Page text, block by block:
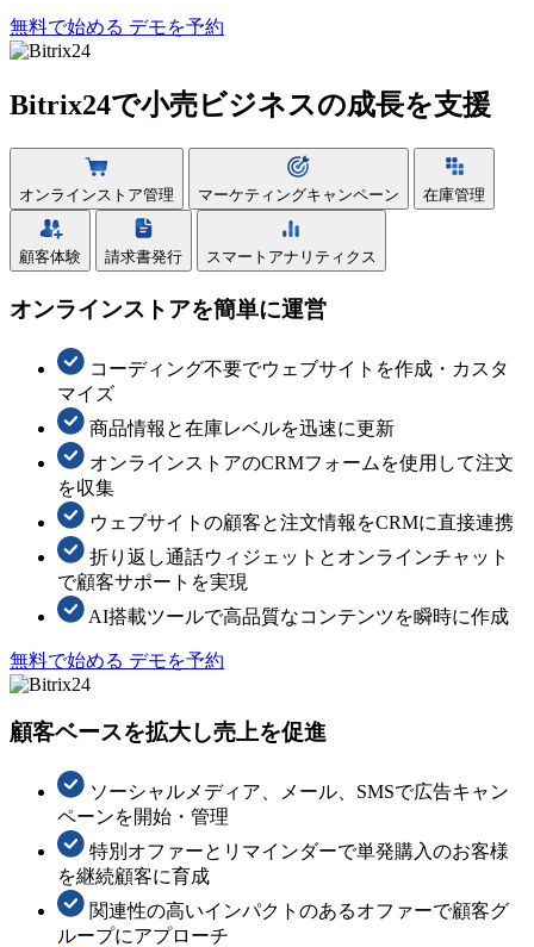
無料で始める デモを予約
Bitrix24で小売ビジネスの成長を支援
オンラインストア管理 マーケティングキャンペーン 在庫管理
顧客体験 請求書発行 スマートアナリティクス
オンラインストアを簡単に運営
コーディング不要でウェブサイトを作成・カスタ
マイズ
商品情報と在庫レベルを迅速に更新
オンラインストアのCRMフォームを使用して注文
を収集
ウェブサイトの顧客と注文情報をCRMに直接連携
折り返し通話ウィジェットとオンラインチャット
で顧客サポートを実現
AI搭載ツールで高品質なコンテンツを瞬時に作成
無料で始める デモを予約
顧客ベースを拡大し売上を促進
ソーシャルメディア、メール、SMSで広告キャン
ペーンを開始・管理
特別オファーとリマインダーで単発購入のお客様
を継続顧客に育成
関連性の高いインパクトのあるオファーで顧客グ
ループにアプローチ